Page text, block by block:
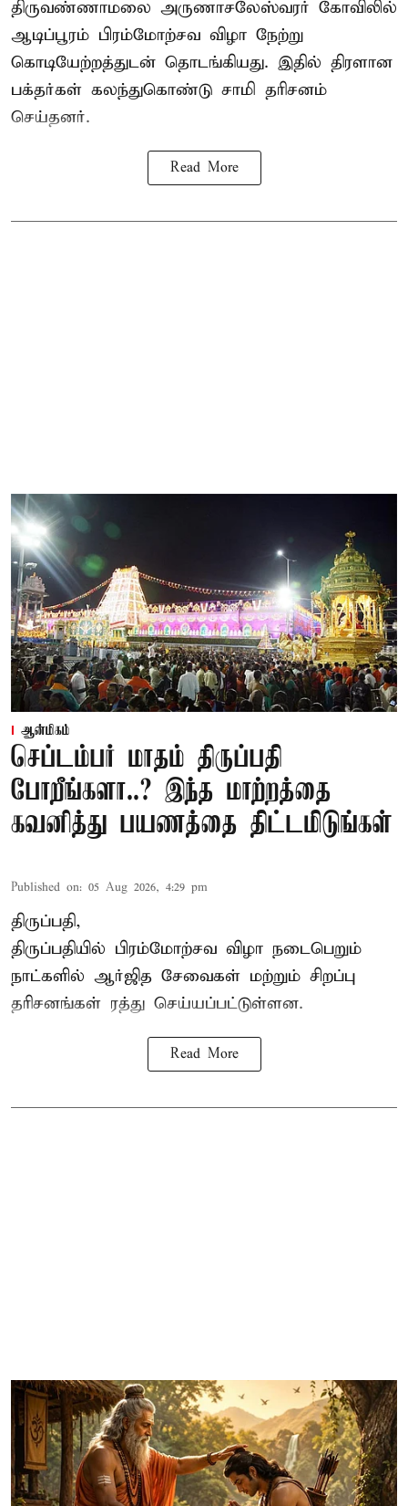
திருவண்ணாமலை அருணாசலேஸ்வரர் கோவிலில்
ஆடிப்பூரம் பிரம்மோற்சவ விழா நேற்று
கொடியேற்றத்துடன் தொடங்கியது. இதில் திரளான
பக்தர்கள் கலந்துகொண்டு சாமி தரிசனம்
செய்தனர்.
Read More
ஆன்மிகம்
செப்டம்பர் மாதம் திருப்பதி
போறீங்களா..? இந்த மாற்றத்தை
கவனித்து பயணத்தை திட்டமிடுங்கள்
Published on: 05 Aug 2026, 4:29 pm
திருப்பதி,
திருப்பதியில் பிரம்மோற்சவ விழா நடைபெறும்
நாட்களில் ஆர்ஜித சேவைகள் மற்றும் சிறப்பு
தரிசனங்கள் ரத்து செய்யப்பட்டுள்ளன.
Read More